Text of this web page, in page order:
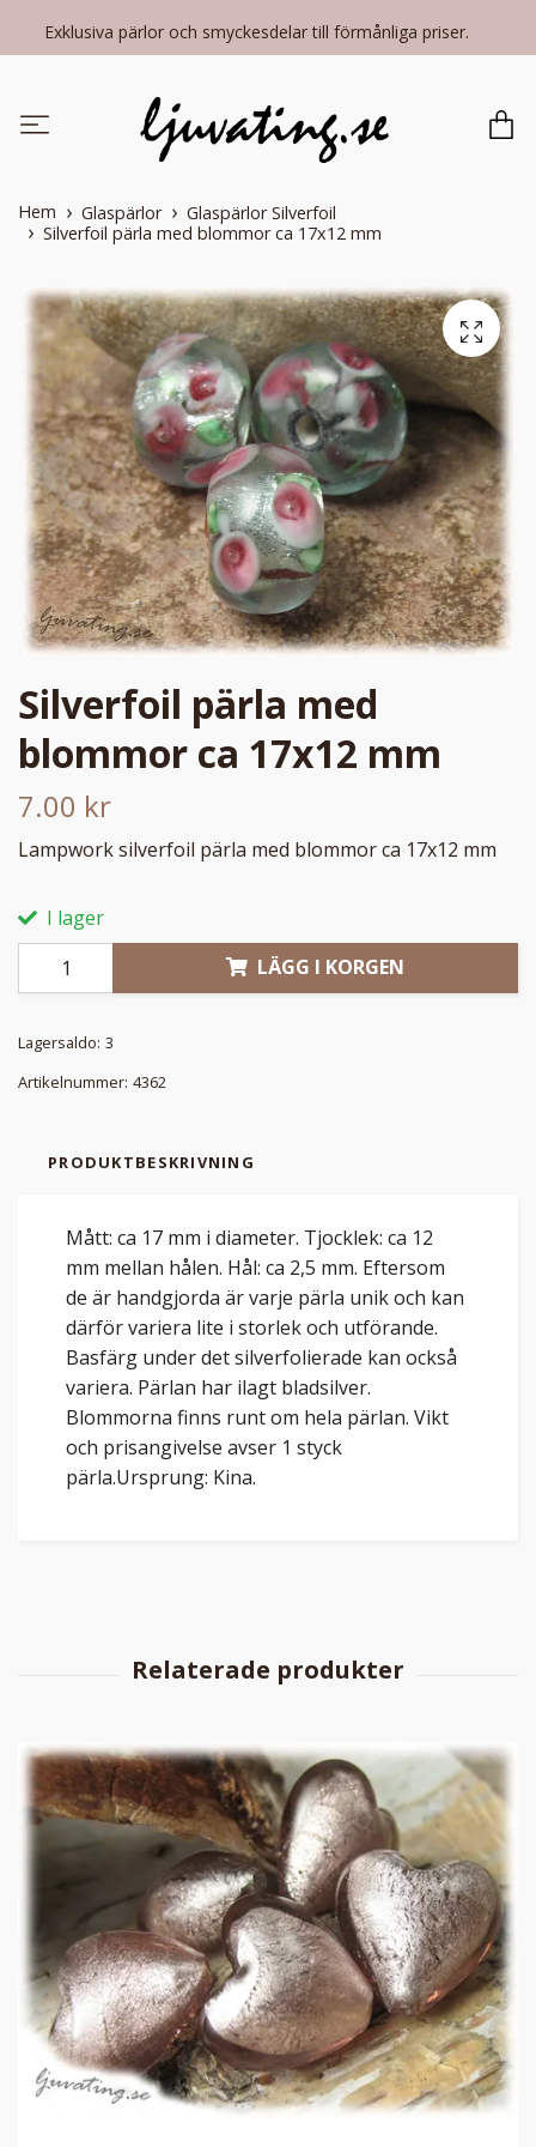
Exklusiva pärlor och smyckesdelar till förmånliga priser.
Hem Glaspärlor
Glaspärlor Silverfoil
Silverfoil pärla med blommor ca 17x12 mm
Silverfoil pärla med
blommor ca 17x12 mm
7.00 kr
Lampwork silverfoil pärla med blommor ca 17x12 mm
I lager
LÄGG I KORGEN
Lagersaldo: 3
Artikelnummer: 4362
PRODUKTBESKRIVNING
Mått: ca 17 mm i diameter. Tjocklek: ca 12
mm mellan hålen. Hål: ca 2,5 mm. Eftersom
de är handgjorda är varje pärla unik och kan
därför variera lite i storlek och utförande.
Basfärg under det silverfolierade kan också
variera. Pärlan har ilagt bladsilver.
Blommorna finns runt om hela pärlan. Vikt
och prisangivelse avser 1 styck
pärla.Ursprung: Kina.